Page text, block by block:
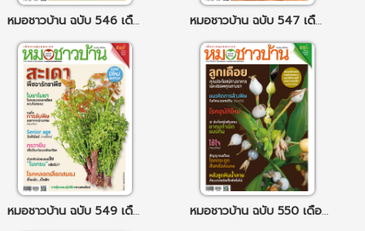
หมอชาวบ้าน ฉบับ 546 เดือนตุลาคม 67 หมอชาวบ้าน ฉบับ 547 เดือนพฤศจิกายน 67
หมอชาวบ้าน ฉบับ 549 เดือนมกราคม 68 หมอชาวบ้าน ฉบับ 550 เดือนกุมภาพันธ์ 68